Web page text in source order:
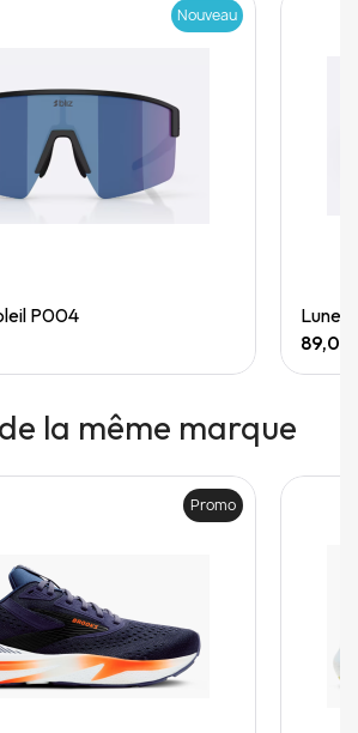
Quick View
Nouveau
P004
89,00
la même marque
Promo